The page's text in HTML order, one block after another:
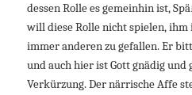
dessen Rolle es gemeinhin ist,
will diese Rolle nicht spielen,
immer anderen zu gefallen. Er
und auch hier ist Gott gnädig
Verkürzung. Der närrische Affe